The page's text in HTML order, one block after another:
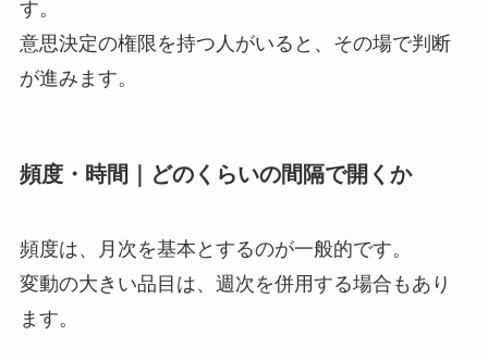
す。
意思決定の権限を持つ人がいると、その場で判断
が進みます。
頻度・時間｜どのくらいの間隔で開くか
頻度は、月次を基本とするのが一般的です。
変動の大きい品目は、週次を併用する場合もあり
ます。